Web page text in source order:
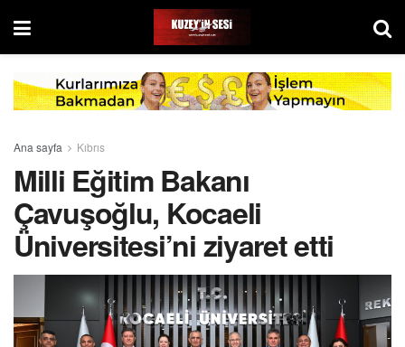
Ana sayfa Kıbrıs
Milli Eğitim Bakanı
Çavuşoğlu, Kocaeli
Üniversitesi’ni ziyaret etti